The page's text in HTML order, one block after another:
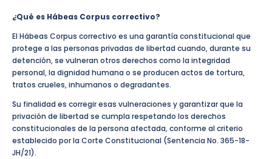
¿Qué es Hábeas Corpus correctivo?
El Hábeas Corpus correctivo es una garantía constitucional que
protege a las personas privadas de libertad cuando, durante su
detención, se vulneran otros derechos como la integridad
personal, la dignidad humana o se producen actos de tortura,
tratos crueles, inhumanos o degradantes.
Su finalidad es corregir esas vulneraciones y garantizar que la
privación de libertad se cumpla respetando los derechos
constitucionales de la persona afectada, conforme al criterio
establecido por la Corte Constitucional (Sentencia No. 365-18-
JH/21).